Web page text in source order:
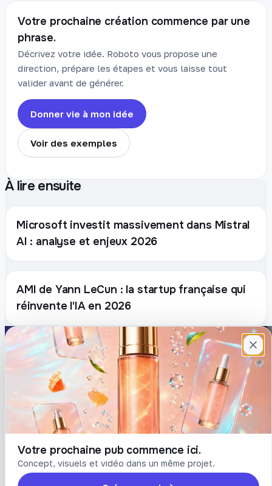
Votre prochaine création commence par une
phrase.
Décrivez votre idée. Roboto vous propose une
direction, prépare les étapes et vous laisse tout
valider avant de générer.
Donner vie à mon idée
Voir des exemples
À lire ensuite
Microsoft investit massivement dans Mistral
AI : analyse et enjeux 2026
AMI de Yann LeCun : la startup française qui
réinvente l'IA en 2026
Votre prochaine pub commence ici.
Concept, visuels et vidéo dans un même projet.
Plateforme française de création de
contenu avec l’IA. Demandez, Roboto crée.
Prompts
Blog
Tarifs
COMPTE
Connexion
Créer un compte
Mot de passe oublié
LÉGAL